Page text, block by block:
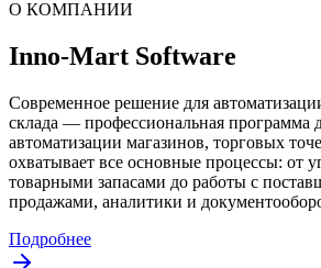
О КОМПАНИИ
Inno-Mart Software
Современное решение для
склада — профессиональная программа
автоматизации магазинов, торговых
охватывает все основные процессы: от
товарными запасами до работы с
продажами, аналитики и
Подробнее